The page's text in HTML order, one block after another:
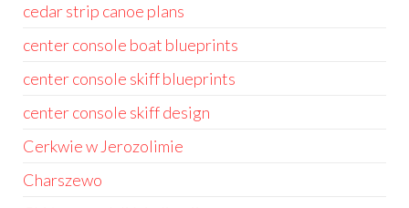
cedar strip canoe plans
center console boat blueprints
center console skiff blueprints
center console skiff design
Cerkwie w Jerozolimie
Charszewo